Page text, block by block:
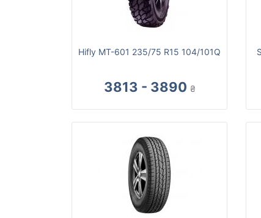
Hifly MT-601 235/75 R15 104/101Q
3813 - 3890 ₴